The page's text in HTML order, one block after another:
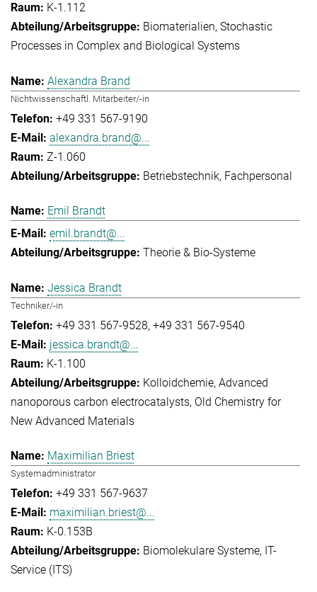
K-1.112
Biomaterialien Stochastic
Processes in Complex and Biological Systems
Alexandra Brand
Nichtwissenschaftl. Mitarbeiter/-in
+49 331 567-9190
alexandra.brand@...
Z-1.060
Betriebstechnik Fachpersonal
Emil Brandt
emil.brandt@...
Theorie & Bio-Systeme
Jessica Brandt
Techniker/-in
+49 331 567-9528 +49 331 567-9540
jessica.brandt@...
K-1.100
Kolloidchemie Advanced
nanoporous carbon electrocatalysts Old Chemistry for
New Advanced Materials
Maximilian Briest
Systemadministrator
+49 331 567-9637
maximilian.briest@...
K-0.153B
Biomolekulare Systeme IT-
Service (ITS)